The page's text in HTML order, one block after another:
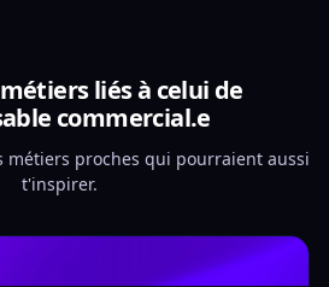
liés à celui de
commercial.e
métiers proches qui pourraient aussi
t'inspirer.